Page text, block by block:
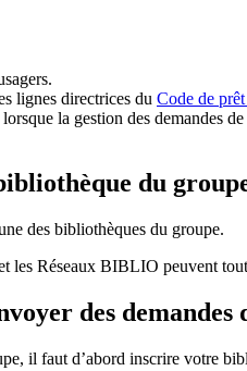
lignes directrices du Code de
la gestion des demandes
du
des bibliothèques du groupe.
les Réseaux BIBLIO peuvent
des demandes
il faut d’abord inscrire votre